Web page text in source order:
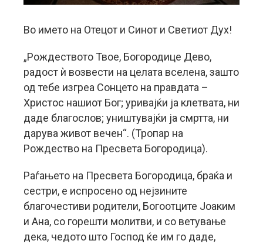
Во името на Отецот и Синот и Светиот Дух!
„Рождеството Твое, Богородице Дево,
радост ѝ возвести на целата вселена, зашто
од тебе изгреа Сонцето на правдата –
Христос нашиот Бог; уривајќи ја клетвата, ни
даде благослов; уништувајќи ја смртта, ни
дарува живот вечен“. (Тропар на
Рождество на Пресвета Богородица).
Раѓањето на Пресвета Богородица, браќа и
сестри, е испросено од нејзините
благочестиви родители, Богоотците Јоаким
и Ана, со горешти молитви, и со ветување
дека, чедото што Господ ќе им го даде,